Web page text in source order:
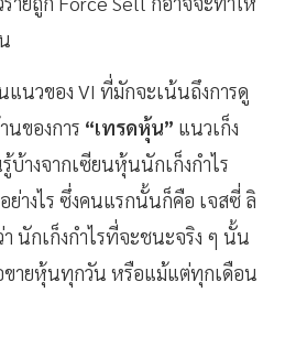
นวของ VI ที่มักจะเน้นถึงการดู
ของการ “เทรดหุ้น” แนวเก็ง
บ้างจากเซียนหุ้นนักเก็งกำไร
ย่างไร ซึ่งคนแรกนั้นก็คือ เจสซี่ ลิ
นักเก็งกำไรที่จะชนะจริง ๆ นั้น
ายหุ้นทุกวัน หรือแม้แต่ทุกเดือน